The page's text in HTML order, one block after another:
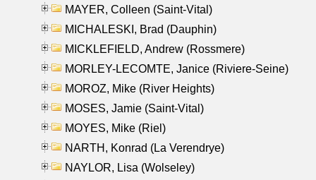
MAYER, Colleen (Saint-Vital)
MICHALESKI, Brad (Dauphin)
MICKLEFIELD, Andrew (Rossmere)
MORLEY-LECOMTE, Janice (Riviere-Seine)
MOROZ, Mike (River Heights)
MOSES, Jamie (Saint-Vital)
MOYES, Mike (Riel)
NARTH, Konrad (La Verendrye)
NAYLOR, Lisa (Wolseley)